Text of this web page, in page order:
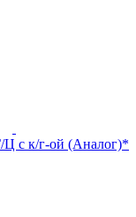
Ц с к/г-ой (Аналог)*